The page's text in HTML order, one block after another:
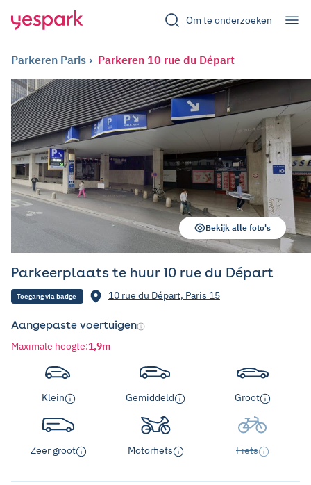
Om te onderzoeken
Parkeren Paris Parkeren 10 rue du Départ
Parkeerplaats te huur 10 rue du Départ
Toegang via badge 10 rue du Départ, Paris 15
Bekijk alle foto's
Aangepaste voertuigen
Maximale hoogte:1,9m
Klein Gemiddeld Groot
Zeer groot Motorfiets Fiets